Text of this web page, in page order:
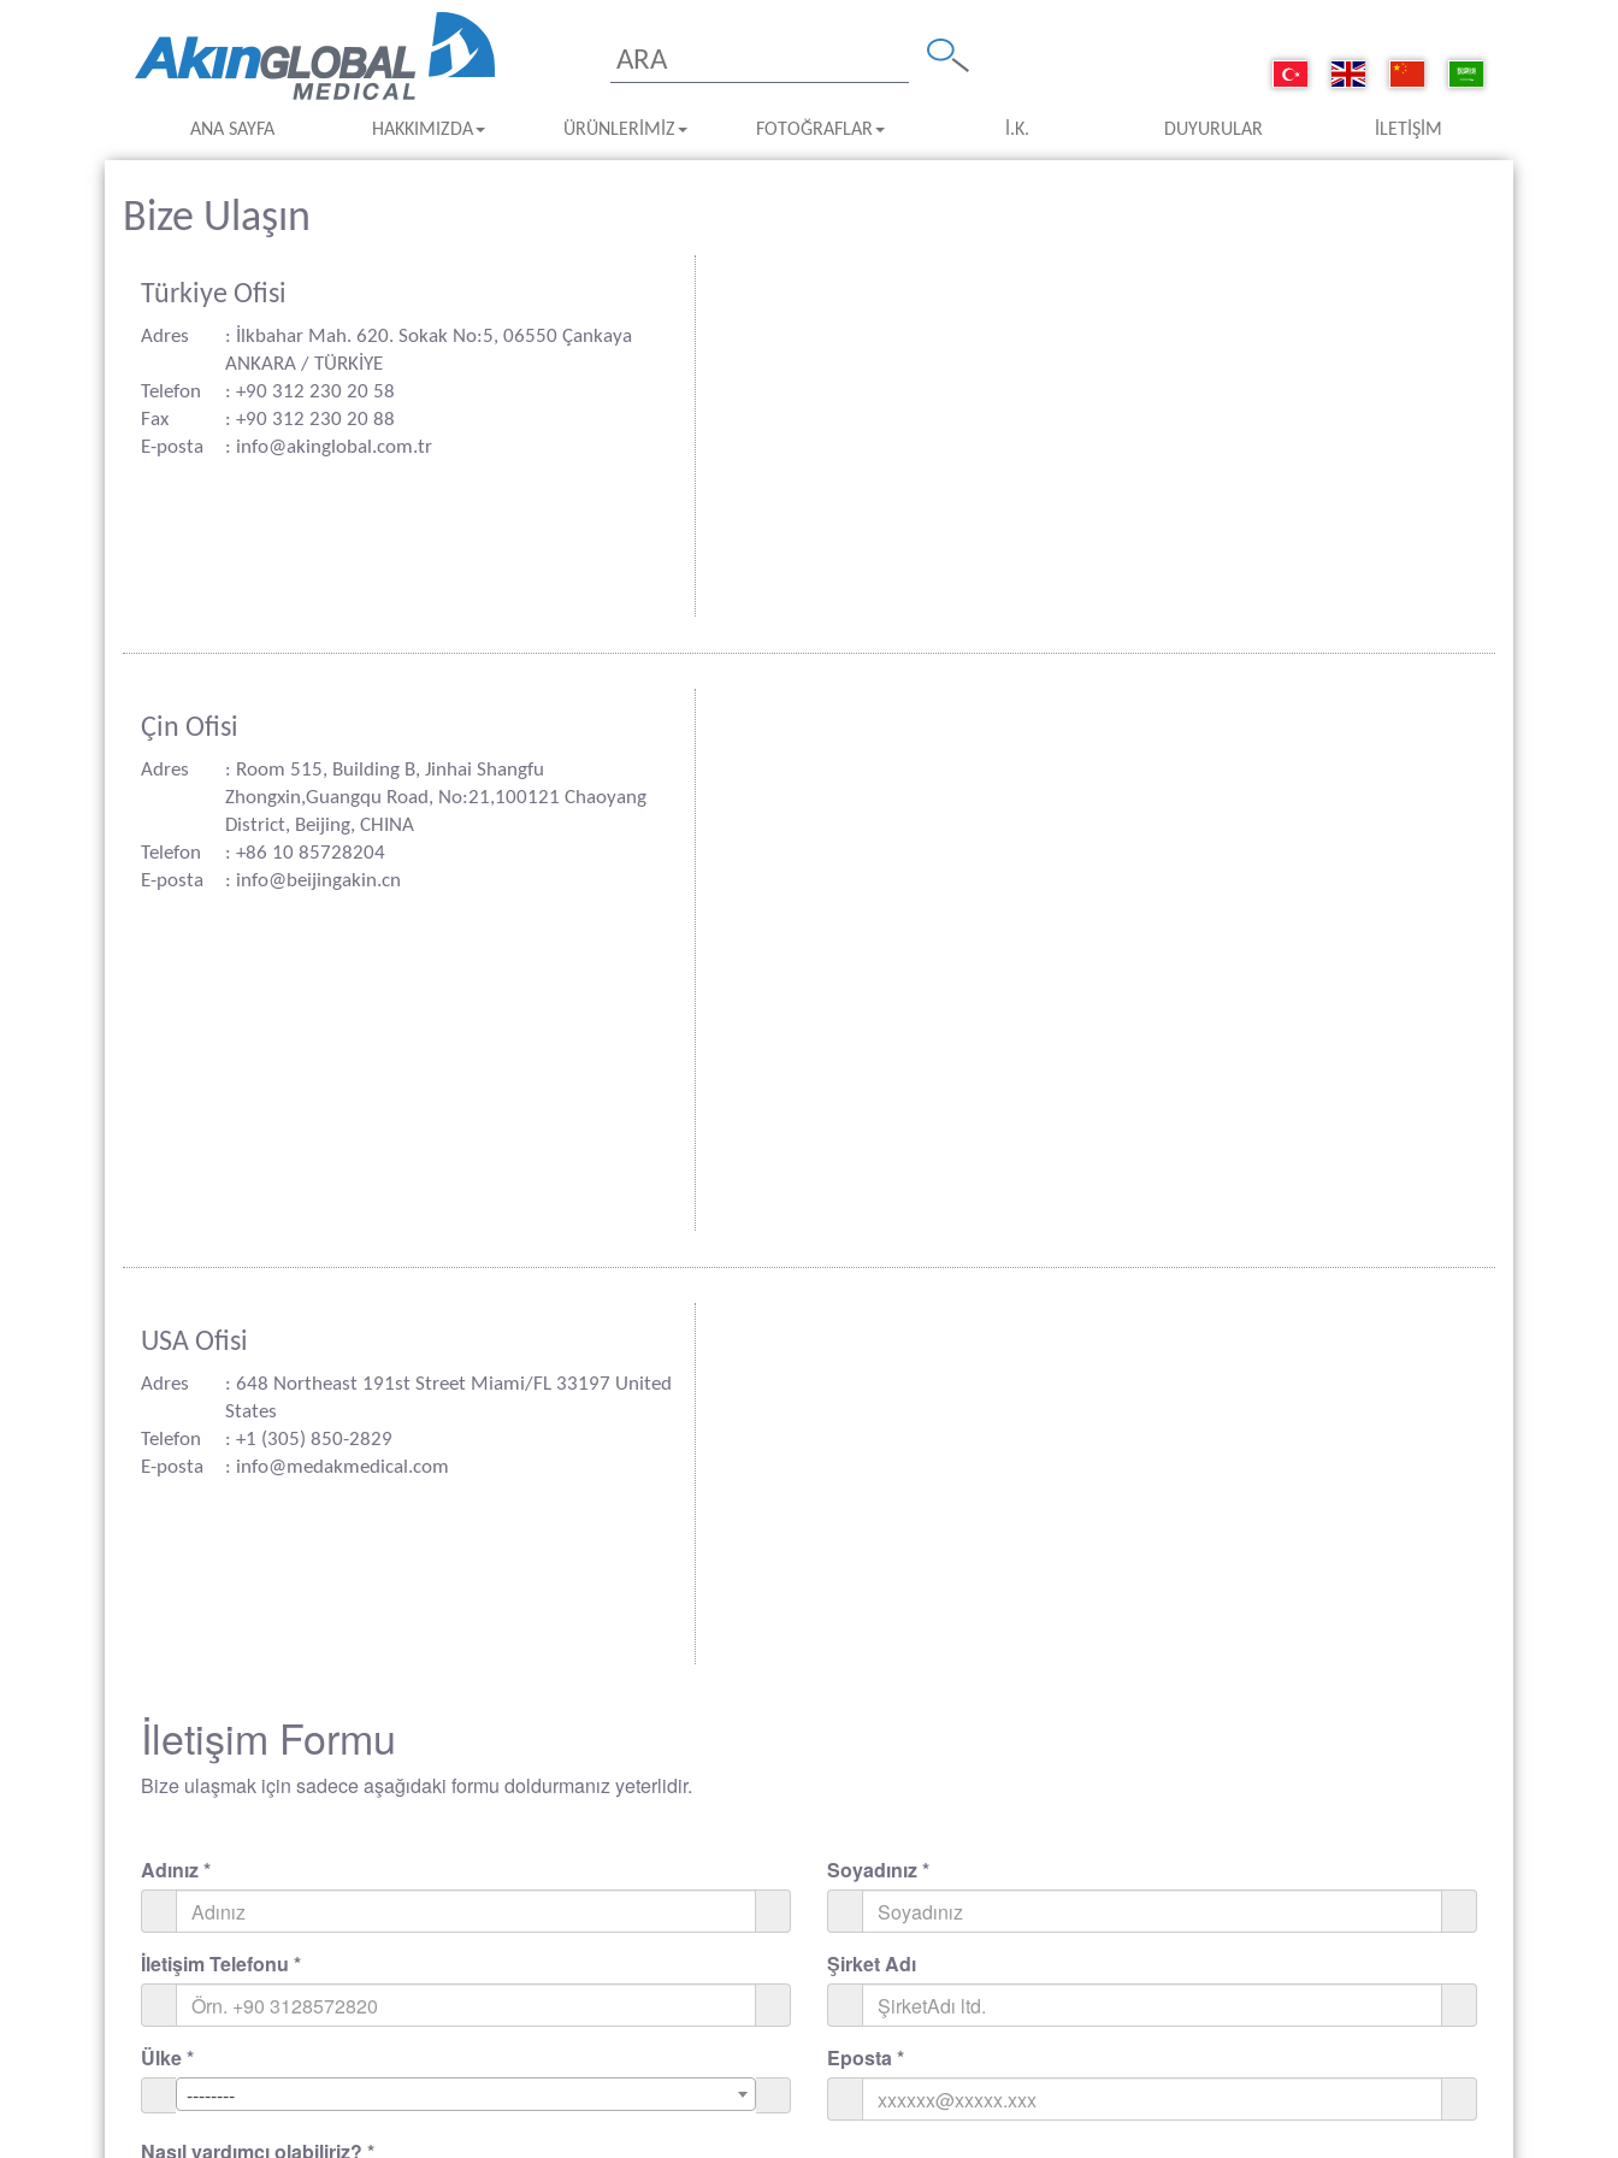
ANA SAYFA HAKKIMIZDA ÜRÜNLERIMIZ FOTOĞRAFLAR İ.K. DUYURULAR İLETIŞIM
Bize Ulaşın
Türkiye Ofisi
Adres
: İlkbahar Mah. 620. Sokak No:5, 06550 Çankaya
ANKARA / TÜRKİYE
Telefon
: +90 312 230 20 58
Fax
: +90 312 230 20 88
E-posta
: info@akinglobal.com.tr
Çin Ofisi
Adres
: Room 515, Building B, Jinhai Shangfu
Zhongxin,Guangqu Road, No:21,100121 Chaoyang
District, Beijing, CHINA
Telefon
: +86 10 85728204
E-posta
: info@beijingakin.cn
USA Ofisi
Adres
: 648 Northeast 191st Street Miami/FL 33197 United
States
Telefon
: +1 (305) 850-2829
E-posta
: info@medakmedical.com
İletişim Formu
Bize ulaşmak için sadece aşağıdaki formu doldurmanız yeterlidir.
Adınız* Soyadınız*
İletişim Telefonu * Şirket Adı
Ülke*
--------
Eposta*
Nasıl yardımcı olabiliriz? *